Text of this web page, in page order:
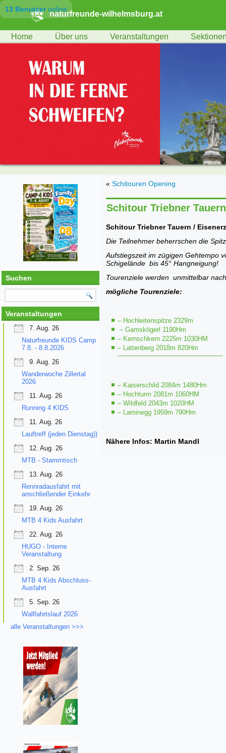
13 Benutzeronline
naturfreunde-wilhelmsburg.at
Home Über uns Veranstaltungen
Suchen
Veranstaltungen
7. Aug. 26
Naturfreunde KIDS Camp
7.8. - 8.8.2026
9. Aug. 26
Wanderwoche Zillertal
2026
11. Aug. 26
Running 4 KIDS
11. Aug. 26
Lauftreff (jeden Dienstag))
12. Aug. 26
MTB - Stammtisch
13. Aug. 26
Rennradausfahrt mit
anschließender Einkehr
19. Aug. 26
MTB 4 Kids Ausfahrt
22. Aug. 26
HUGO - Interne
Veranstaltung
2. Sep. 26
MTB 4 Kids Abschluss-
Ausfahrt
5. Sep. 26
Wallfahrtslauf 2026
alle Veranstaltungen >>>
« Schitouren Opening
Schitour Triebner
Schitour Triebner Tauern /
Die Teilnehmer beherrschen die
Aufstiegszeit im zügigen Gehtempo
Schigelände bis 45° Hangneigung!
Tourenziele werden unmittelbar
mögliche Tourenziele:
– Hochleitenspitze 2329m
– Gamskögerl 1190Hm
– Kernschkern 2225m 1030HM
– Lattenberg 2018m 820Hm
————————————————
– Kaiserschild 2084m 1480Hm
– Hochturm 2081m 1060HM
– Wildfeld 2043m 1020HM
– Laminegg 1959m 790Hm
Nähere Infos: Martin Mandl